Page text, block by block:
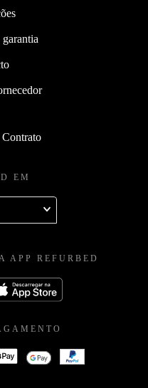
Contrato
EM
APP REFURBED